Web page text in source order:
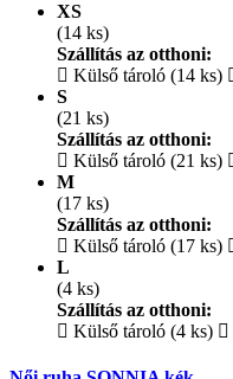
XS
(14 ks)
Szállítás az otthoni:
Külső tároló (14 ks)
S
(21 ks)
Szállítás az otthoni:
Külső tároló (21 ks)
M
(17 ks)
Szállítás az otthoni:
Külső tároló (17 ks)
L
(4 ks)
Szállítás az otthoni:
Külső tároló (4 ks)